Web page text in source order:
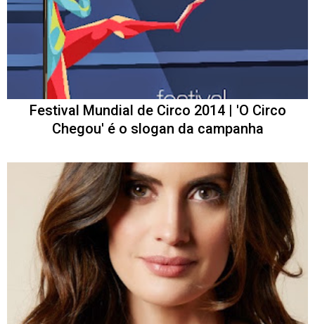
Festival Mundial de Circo 2014 | 'O Circo
Chegou' é o slogan da campanha